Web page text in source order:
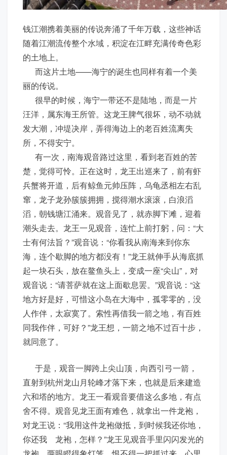
钱江潮携着美丽的传说奔涌了千年万载，这些神话
随着江潮流传整个水域，积淀在江畔充满传奇色彩
的土地上。
而这片土地——海宁的诞生也同样有着一个美
丽的传说。
很早的时候，海宁一带还不是陆地，而是一片
汪洋，属东海王所管。这龙王脾气很坏，动不动就
发大潮，冲堤决岸，弄得海边上的老百姓流离失
所，不得安宁。
有一次，南海观音路过这里，看到老百姓的苦
楚，觉得可怜。正在这时，龙王出巡来了，前有虾
兵蟹将开道，后有鲸鱼元帅压阵，乌龟丞相左右乱
窜，龙子龙孙簇簇拥拥，搅得潮水滚滚，白浪滔
滔，朝钱塘江涌来。观音见了，就赤脚下滩，迎着
潮头走去。龙王一见观音，连忙上前打躬，问：“大
士有何法旨？”观音说：“你看我从南海来到你东
海，连个歇脚的地方都没有！”龙王就伸手从海底抓
起一块石头，放在鳌鱼头上，变成一座“尖山”，对
观音说：“请菩萨就在这上面歇息罢。”观音说：“这
地方好是好，可惜这小岛在大海中，孤零零的，没
人作伴，太寂寞了。索性再借我一箭之地，有百姓
同我作伴，可好？”龙王想，一箭之地不过百十步，
就同意了。
于是，观音一脚跨上尖山顶，向西引弓一箭，
直射到杭州龙山月轮峰才落下来，也就是后来建造
六和塔的地方。龙王一看观音要借这么多地，有点
舍不得。观音见龙王面有难色，就拿出一件龙袍，
对龙王说：“我用这件龙袍做抵，到时候我还你地，
你还我 龙袍，怎样？”龙王见观音手里闪闪发光的